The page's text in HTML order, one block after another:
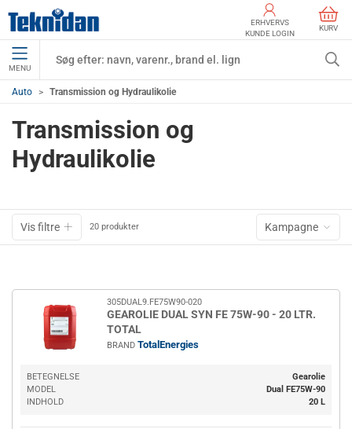
ERHVERVS
KUNDE LOGIN
KURV
MENU
Auto Transmission og Hydraulikolie
Transmission og
Hydraulikolie
Vis filtre 20 produkter Kampagne
305DUAL9.FE75W90-020
GEAROLIE DUAL SYN FE 75W-90 - 20 LTR.
TOTAL
BRAND TotalEnergies
BETEGNELSE
Gearolie
MODEL
Dual FE75W-90
INDHOLD
20 L